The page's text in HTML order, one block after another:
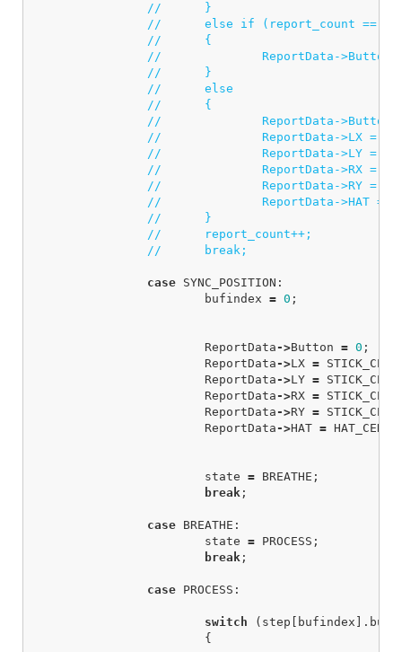
// 	}
// 	else if (report_count ==
// 	{
// 		ReportData-
// 	}
// 	else
// 	{
// 		ReportData-
// 		ReportData->LX =
// 		ReportData->LY =
// 		ReportData->RX =
// 		ReportData->RY =
// 		ReportData->HAT =
// 	}
// 	report_count++;
// 	break;
case SYNC_POSITION :
bufindex = 0 ;
ReportData ->Button = 0 ;
ReportData ->LX =
ReportData ->LY =
ReportData ->RX =
ReportData ->RY =
ReportData ->HAT =
state = BREATHE ;
break ;
case BREATHE :
state = PROCESS ;
break ;
case PROCESS :
switch ( step bufindex ].
{